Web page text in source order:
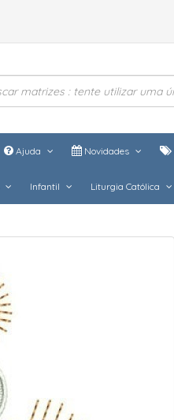
Ajuda Novidades
Infantil Liturgia Católica